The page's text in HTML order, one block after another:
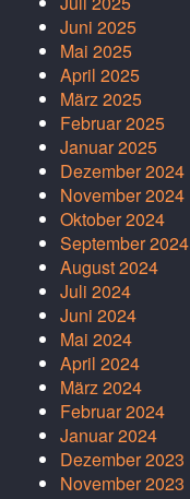
Juni 2025
Mai 2025
April 2025
März 2025
Februar 2025
Januar 2025
Dezember 2024
November 2024
Oktober 2024
September 2024
August 2024
Juli 2024
Juni 2024
Mai 2024
April 2024
März 2024
Februar 2024
Januar 2024
Dezember 2023
November 2023